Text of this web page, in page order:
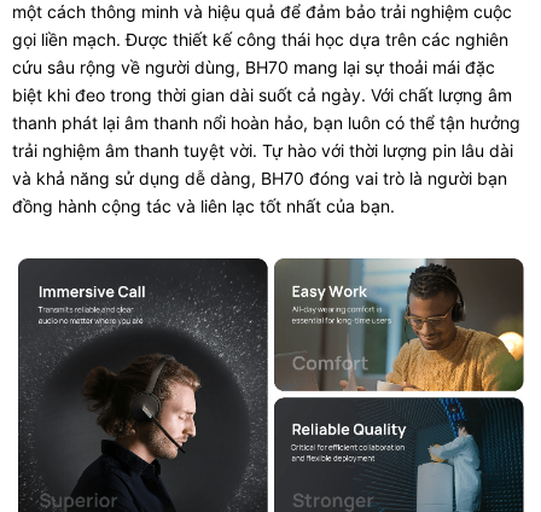
một cách thông minh và hiệu quả để đảm bảo trải nghiệm cuộc
gọi liền mạch. Được thiết kế công thái học dựa trên các nghiên
cứu sâu rộng về người dùng, BH70 mang lại sự thoải mái đặc
biệt khi đeo trong thời gian dài suốt cả ngày. Với chất lượng âm
thanh phát lại âm thanh nổi hoàn hảo, bạn luôn có thể tận hưởng
trải nghiệm âm thanh tuyệt vời. Tự hào với thời lượng pin lâu dài
và khả năng sử dụng dễ dàng, BH70 đóng vai trò là người bạn
đồng hành cộng tác và liên lạc tốt nhất của bạn.